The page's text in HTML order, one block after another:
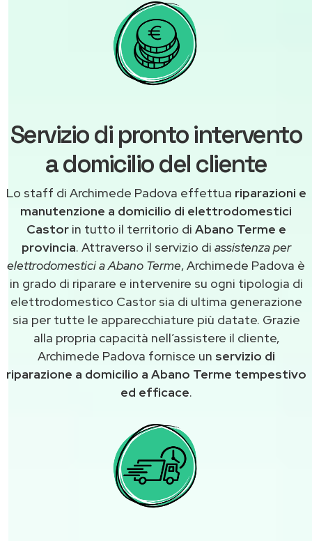
Servizio di pronto intervento
a domicilio del cliente
Lo staff di Archimede Padova effettua riparazioni e
manutenzione a domicilio di elettrodomestici
Castorin tutto il territorio di Abano Terme e
provincia. Attraverso il servizio di assistenza per
elettrodomestici a Abano Terme, Archimede Padova è
in grado di riparare e intervenire su ogni tipologia di
elettrodomestico Castor sia di ultima generazione
sia per tutte le apparecchiature più datate. Grazie
alla propria capacità nell’assistere il cliente,
Archimede Padova fornisce un servizio di
riparazione a domicilio a Abano Terme tempestivo
ed efficace.